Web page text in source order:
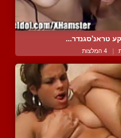
טראנ'סגנדר...
| 4 המלצות